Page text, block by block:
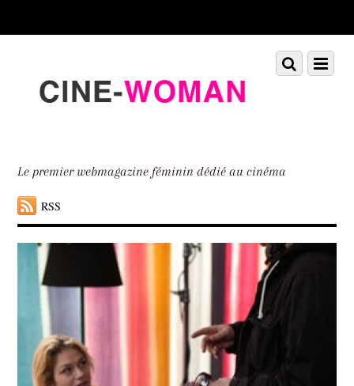
down
Le premier webmagazine féminin dédié au cinéma
RSS
Menu
Scroll
down